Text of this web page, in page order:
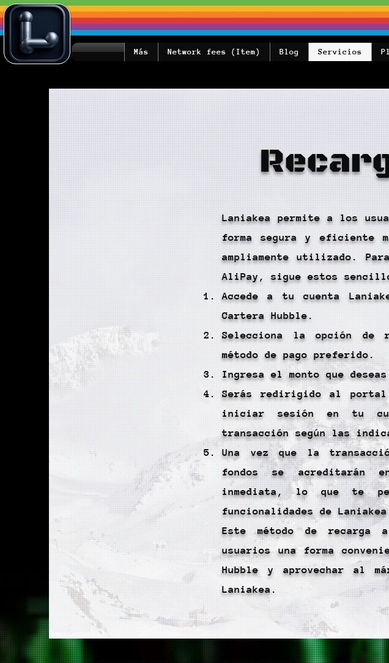
Servicios
Blog
Network fees (Item)
Más
Laniakea permite a los
forma segura y eficiente
ampliamente utilizado.
AliPay, sigue estos
Accede a tu cuenta
Cartera Hubble.
Selecciona la opción de
método de pago preferido.
Ingresa el monto que
Serás redirigido al portal
iniciar sesión en tu
transacción según las
Una vez que la
fondos se acreditarán
inmediata, lo que te
funcionalidades de
Este método de
usuarios una forma
Hubble y aprovechar al
Laniakea.